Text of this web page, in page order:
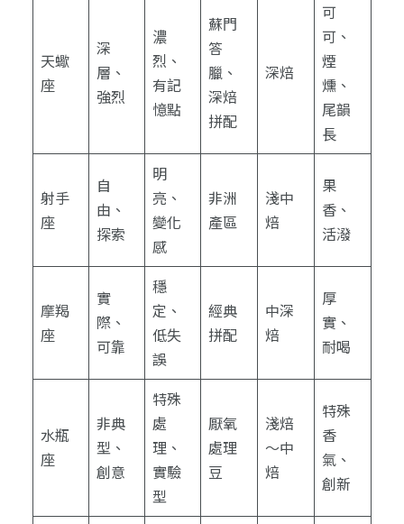
天蠍
座
深
層、
強烈
濃
烈、
有記
憶點
蘇門
答
臘、
深焙
拼配
深焙
可
可、
煙
燻、
尾韻
長
射手
座
自
由、
探索
明
亮、
變化
感
非洲
產區
淺中
焙
果
香、
活潑
摩羯
座
實
際、
可靠
穩
定、
低失
誤
經典
拼配
中深
焙
厚
實、
耐喝
水瓶
座
非典
型、
創意
特殊
處
理、
實驗
型
厭氧
處理
豆
淺焙
～中
焙
特殊
香
氣、
創新